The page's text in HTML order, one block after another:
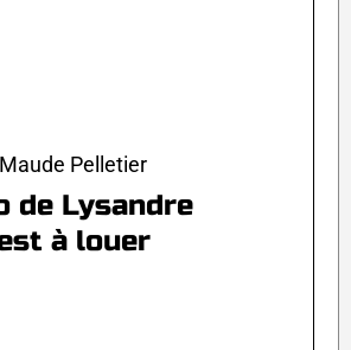
Pelletier
de Lysandre
à louer